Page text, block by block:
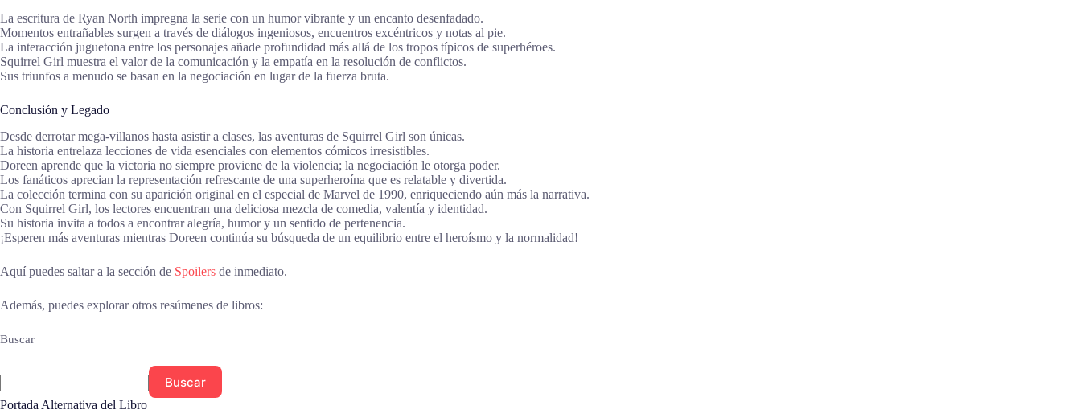
La escritura de Ryan North impregna la serie con un humor vibrante y un encanto desenfadado.
Momentos entrañables surgen a través de diálogos ingeniosos, encuentros excéntricos y notas al pie.
La interacción juguetona entre los personajes añade profundidad más allá de los tropos típicos de superhéroes.
Squirrel Girl muestra el valor de la comunicación y la empatía en la resolución de conflictos.
Sus triunfos a menudo se basan en la negociación en lugar de la fuerza bruta.
Conclusión y Legado
Desde derrotar mega-villanos hasta asistir a clases, las aventuras de Squirrel Girl son únicas.
La historia entrelaza lecciones de vida esenciales con elementos cómicos irresistibles.
Doreen aprende que la victoria no siempre proviene de la violencia; la negociación le otorga poder.
Los fanáticos aprecian la representación refrescante de una superheroína que es relatable y divertida.
La colección termina con su aparición original en el especial de Marvel de 1990, enriqueciendo aún más la narrativa.
Con Squirrel Girl, los lectores encuentran una deliciosa mezcla de comedia, valentía y identidad.
Su historia invita a todos a encontrar alegría, humor y un sentido de pertenencia.
¡Esperen más aventuras mientras Doreen continúa su búsqueda de un equilibrio entre el heroísmo y la normalidad!
Aquí puedes saltar a la sección de Spoilers de inmediato.
Además, puedes explorar otros resúmenes de libros:
Buscar
Buscar
Portada Alternativa del Libro